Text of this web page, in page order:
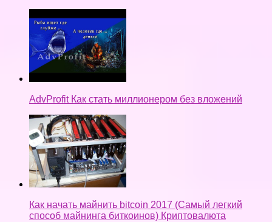
AdvProfit Как стать миллионером без вложений
Как начать майнить bitcoin 2017 (Самый легкий
способ майнинга биткоинов) Криптовалюта